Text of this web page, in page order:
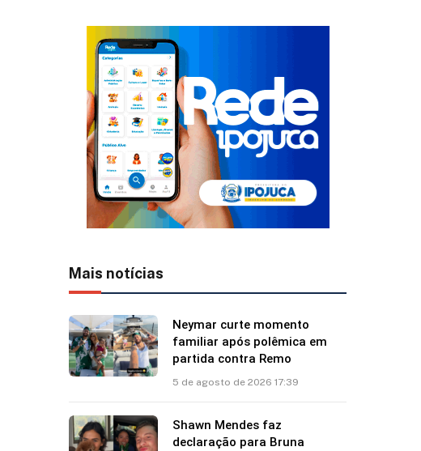
Mais notícias
Neymar curte momento
familiar após polêmica em
partida contra Remo
5 de agosto de 2026 17:39
Shawn Mendes faz
declaração para Bruna